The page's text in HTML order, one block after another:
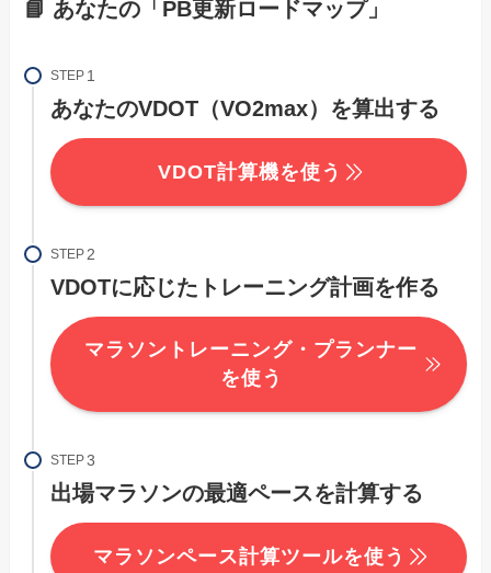
📘 あなたの「PB更新ロードマップ」
STEP
あなたのVDOT（VO2max）を算出する
VDOT計算機を使う
STEP
VDOTに応じたトレーニング計画を作る
マラソントレーニング・プランナー
を使う
STEP
出場マラソンの最適ペースを計算する
マラソンペース計算ツールを使う